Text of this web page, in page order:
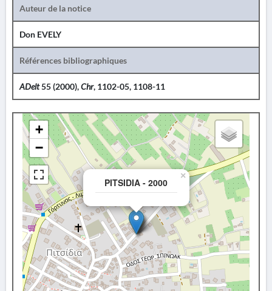
Auteur de la notice
Don EVELY
Références bibliographiques
ADelt55 (2000),Chr, 1102-05, 1108-11
PITSIDIA - 2000
×
+
−